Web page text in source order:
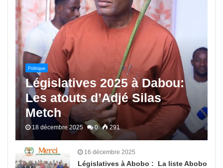
Politique
Législatives 2025 à Dabou:
Les atouts d’Adjé Silas
Metch
18 décembre 2025 0 291
16 décembre 2025
Législatives à Abobo : La liste Abobo